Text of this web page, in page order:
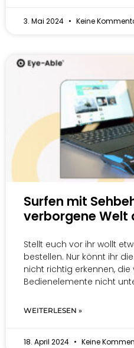
3. Mai 2024 Keine
Surfen mit
verborgene Welt
Stellt euch vor ihr wollt
bestellen. Nur könnt ihr
nicht richtig erkennen,
Bedienelemente nicht
WEITERLESEN »
18. April 2024 Keine